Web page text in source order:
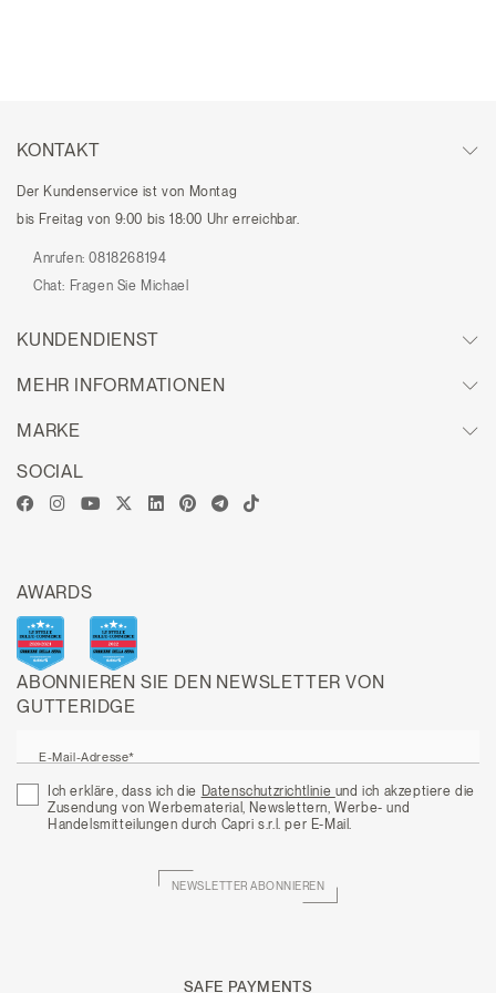
KONTAKT
Der Kundenservice ist von Montag
bis Freitag von 9:00 bis 18:00 Uhr erreichbar.
Anrufen: 0818268194
Chat: Fragen Sie Michael
KUNDENDIENST
MEHR INFORMATIONEN
MARKE
ABONNIEREN SIE DEN NEWSLETTER VON
GUTTERIDGE
E-Mail-Adresse*
Ich erkläre, dass ich die Datenschutzrichtlinie und ich akzeptiere die
Zusendung von Werbematerial, Newslettern, Werbe- und
Handelsmitteilungen durch Capri s.r.l. per E-Mail.
NEWSLETTER ABONNIEREN
SOCIAL
AWARDS
SAFE PAYMENTS